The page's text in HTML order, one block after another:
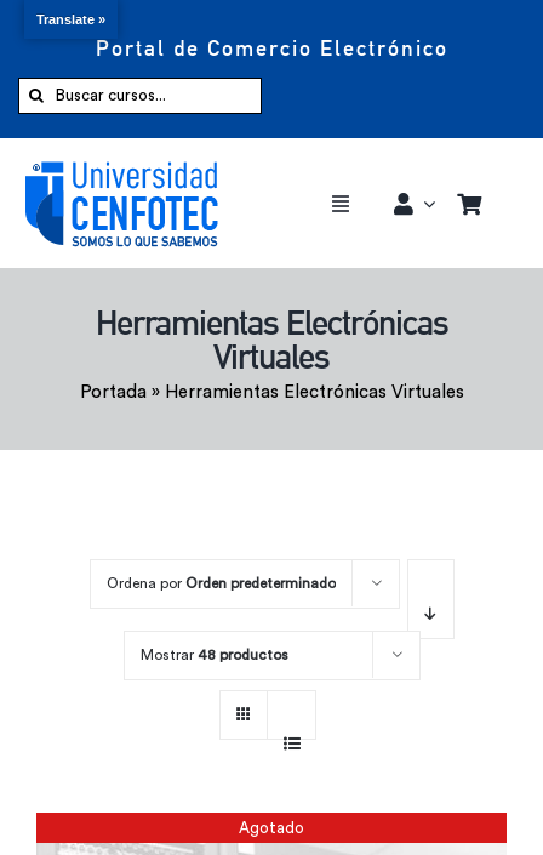
Portal de Comercio Electrónico
Buscar:
Toggle
Comprar ahora
Herramientas Electrónicas
Virtuales
Portada» Herramientas Electrónicas Virtuales
Ordena por Orden predeterminado
Mostrar 48 productos
Agotado
Translate »